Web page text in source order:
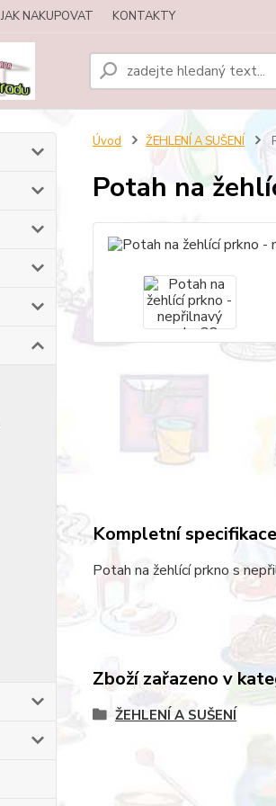
JAK NAKUPOVAT KONTAKTY
Úvod ŽEHLENÍ A SUŠENÍ
Potah na
Kompletní specifikace
Potah na žehlící prkno s
Zboží zařazeno v
ŽEHLENÍ A SUŠENÍ